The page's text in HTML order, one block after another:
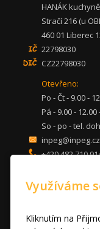
HANÁK kuchyně
Stračí 216 (u
460 01 Liberec
22798030
CZ22798030
Otevřeno:
Po - Čt - 9.00 -
Pá - 9.00 -
So - po - tel.
inpeg@inpeg.cz
+420 482 710
KUCHYNĚ
DVEŘE A STOLY
Využíváme
Kliknutím na